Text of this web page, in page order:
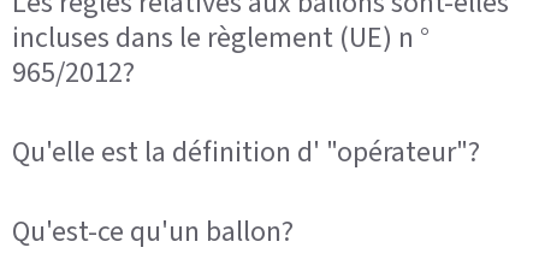
incluses dans le règlement (UE) n °
965/2012?
Qu'elle est la définition d' "opérateur"?
Qu'est-ce qu'un ballon?